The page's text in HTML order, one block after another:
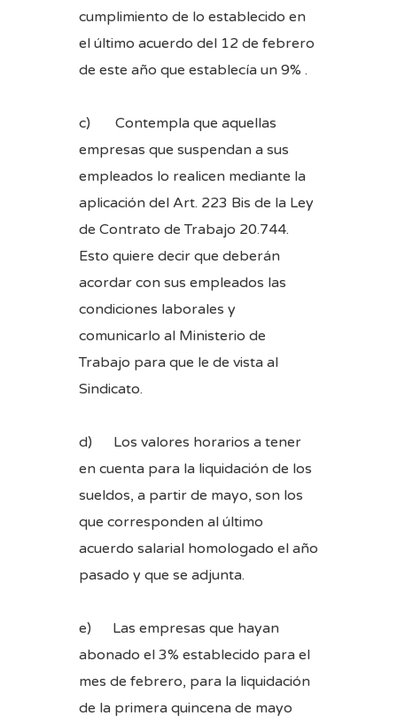
cumplimiento de lo establecido en
el último acuerdo del 12 de febrero
de este año que establecía un 9% .
c) Contempla que aquellas
empresas que suspendan a sus
empleados lo realicen mediante la
aplicación del Art. 223 Bis de la Ley
de Contrato de Trabajo 20.744.
Esto quiere decir que deberán
acordar con sus empleados las
condiciones laborales y
comunicarlo al Ministerio de
Trabajo para que le de vista al
Sindicato.
d) Los valores horarios a tener
en cuenta para la liquidación de los
sueldos, a partir de mayo, son los
que corresponden al último
acuerdo salarial homologado el año
pasado y que se adjunta.
e) Las empresas que hayan
abonado el 3% establecido para el
mes de febrero, para la liquidación
de la primera quincena de mayo